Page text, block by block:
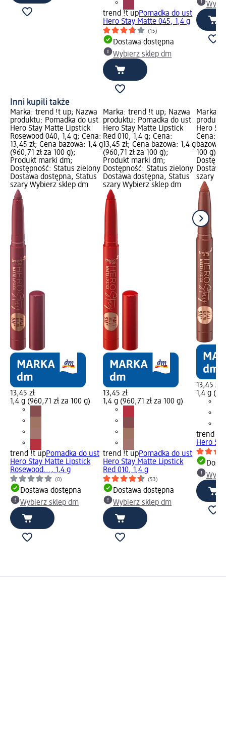
trend !t upPomadka do ust
Hero Stay Matte 045, 1,4 g
(15)
Dostawa dostępna
Wybierz sklep dm
Inni kupili także
Marka: trend !t up; Nazwa
produktu: Pomadka do ust
Hero Stay Matte Lipstick
Rosewood 040, 1,4 g; Cena:
13,45 zł; Cena bazowa: 1,4 g
(960,71 zł za 100 g);
Produkt marki dm;
Dostępność: Status zielony
Dostawa dostępna, Status
szary Wybierz sklep dm
13,45 zł
1,4 g (960,71 zł za 100 g)
trend !t upPomadka do ust
Hero Stay Matte Lipstick
Rosewood..., 1,4 g
(0)
Dostawa dostępna
Wybierz sklep dm
Marka: trend !t up; Nazwa
produktu: Pomadka do ust
Hero Stay Matte Lipstick
Red 010, 1,4 g; Cena:
13,45 zł; Cena bazowa: 1,4 g
(960,71 zł za 100 g);
Produkt marki dm;
Dostępność: Status zielony
Dostawa dostępna, Status
szary Wybierz sklep dm
13,45 zł
1,4 g (960,71 zł za 100 g)
trend !t upPomadka do ust
Hero Stay Matte Lipstick
Red 010, 1,4 g
(53)
Dostawa dostępna
Wybierz sklep dm
Marka:
Hero
Cena:
bazowa:
100 g);
szary
13,45 zł
1,4 g
trend !t
Hero